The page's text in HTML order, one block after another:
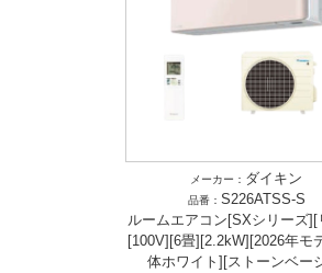
メーカー： ダイキン
品番： S226ATSS-S
ルームエアコン[SXシリーズ][
[100V][6畳][2.2kW][2026年モ
体ホワイト][ストーンベー